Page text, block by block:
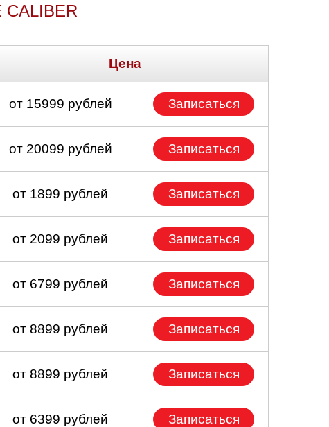
Цена
от 15999 рублей Записаться
от 20099 рублей Записаться
от 1899 рублей Записаться
от 2099 рублей Записаться
от 6799 рублей Записаться
от 8899 рублей Записаться
от 8899 рублей Записаться
от 6399 рублей Записаться